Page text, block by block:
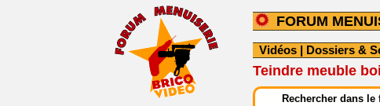
FORUM
Vidéos | Dossiers &
Teindre meuble
Rechercher dans